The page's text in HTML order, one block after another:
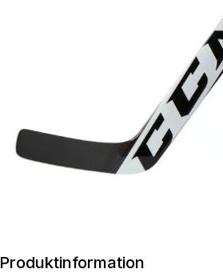
Produktinformation